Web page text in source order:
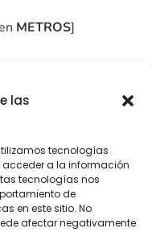
las
tecnologías
a la información
tecnologías nos
de
en este sitio. No
afectar negativamente
METROS]
adicional